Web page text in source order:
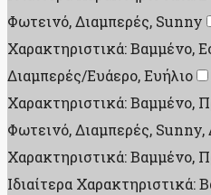
Φωτεινό, Διαμπερές, Sunny
Χαρακτηριστικά: Βαμμένο,
Διαμπερές/Ευάερο, Ευήλιο
Χαρακτηριστικά: Βαμμένο,
Φωτεινό, Διαμπερές, Sunny,
Χαρακτηριστικά: Βαμμένο,
Ιδιαίτερα